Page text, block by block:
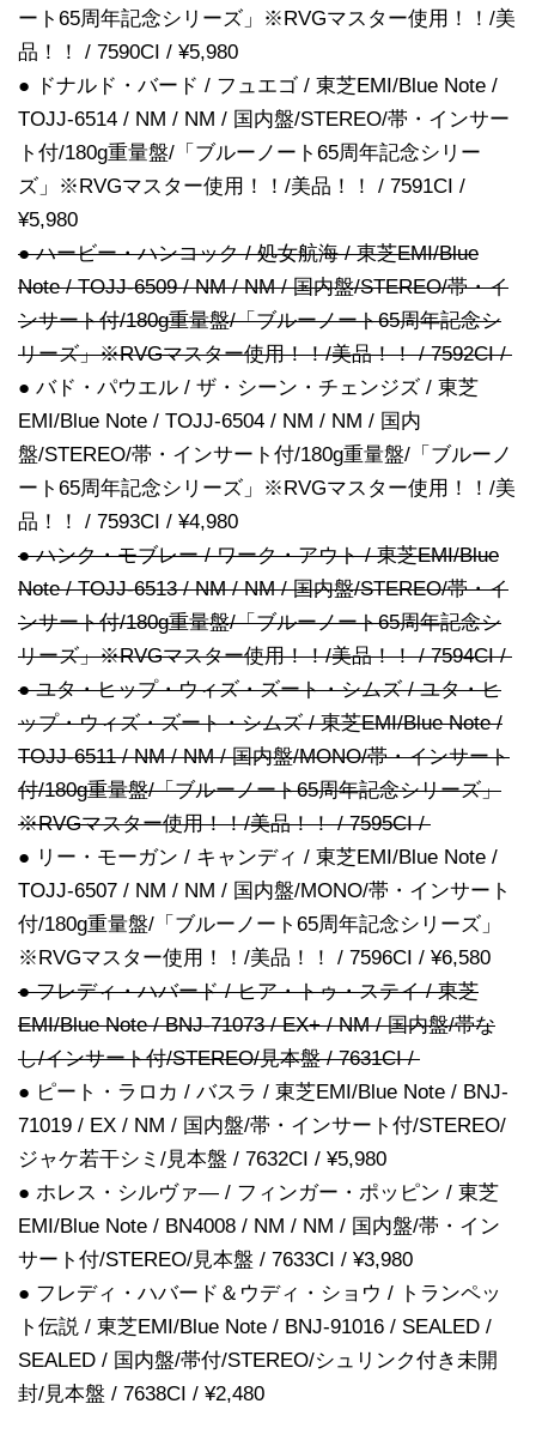
ート65周年記念シリーズ」※RVGマスター使用！！/美
品！！ / 7590CI / ¥5,980
● ドナルド・バード / フュエゴ / 東芝EMI/Blue Note /
TOJJ-6514 / NM / NM / 国内盤/STEREO/帯・インサー
ト付/180g重量盤/「ブルーノート65周年記念シリー
ズ」※RVGマスター使用！！/美品！！ / 7591CI /
¥5,980
● ハービー・ハンコック / 処女航海 / 東芝EMI/Blue
Note / TOJJ-6509 / NM / NM / 国内盤/STEREO/帯・イ
ンサート付/180g重量盤/「ブルーノート65周年記念シ
リーズ」※RVGマスター使用！！/美品！！ / 7592CI /
● バド・パウエル / ザ・シーン・チェンジズ / 東芝
EMI/Blue Note / TOJJ-6504 / NM / NM / 国内
盤/STEREO/帯・インサート付/180g重量盤/「ブルーノ
ート65周年記念シリーズ」※RVGマスター使用！！/美
品！！ / 7593CI / ¥4,980
● ハンク・モブレー / ワーク・アウト / 東芝EMI/Blue
Note / TOJJ-6513 / NM / NM / 国内盤/STEREO/帯・イ
ンサート付/180g重量盤/「ブルーノート65周年記念シ
リーズ」※RVGマスター使用！！/美品！！ / 7594CI /
● ユタ・ヒップ・ウィズ・ズート・シムズ / ユタ・ヒ
ップ・ウィズ・ズート・シムズ / 東芝EMI/Blue Note /
TOJJ-6511 / NM / NM / 国内盤/MONO/帯・インサート
付/180g重量盤/「ブルーノート65周年記念シリーズ」
※RVGマスター使用！！/美品！！ / 7595CI /
● リー・モーガン / キャンディ / 東芝EMI/Blue Note /
TOJJ-6507 / NM / NM / 国内盤/MONO/帯・インサート
付/180g重量盤/「ブルーノート65周年記念シリーズ」
※RVGマスター使用！！/美品！！ / 7596CI / ¥6,580
● フレディ・ハバード / ヒア・トゥ・ステイ / 東芝
EMI/Blue Note / BNJ-71073 / EX+ / NM / 国内盤/帯な
し/インサート付/STEREO/見本盤 / 7631CI /
● ピート・ラロカ / バスラ / 東芝EMI/Blue Note / BNJ-
71019 / EX / NM / 国内盤/帯・インサート付/STEREO/
ジャケ若干シミ/見本盤 / 7632CI / ¥5,980
● ホレス・シルヴァ― / フィンガー・ポッピン / 東芝
EMI/Blue Note / BN4008 / NM / NM / 国内盤/帯・イン
サート付/STEREO/見本盤 / 7633CI / ¥3,980
● フレディ・ハバード＆ウディ・ショウ / トランペッ
ト伝説 / 東芝EMI/Blue Note / BNJ-91016 / SEALED /
SEALED / 国内盤/帯付/STEREO/シュリンク付き未開
封/見本盤 / 7638CI / ¥2,480